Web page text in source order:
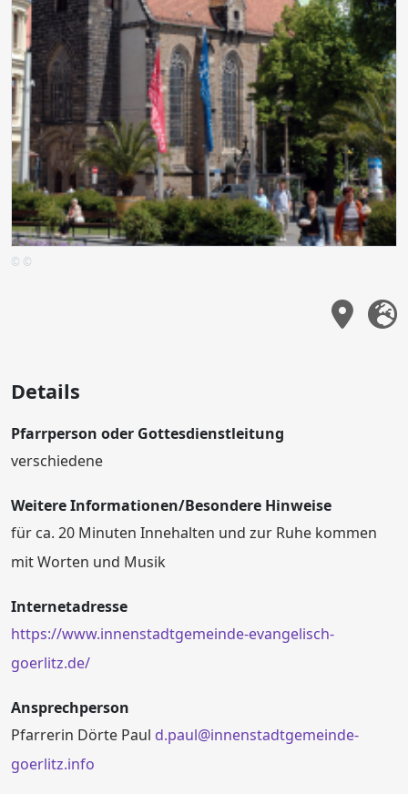
© ©
Details
Pfarrperson oder Gottesdienstleitung
verschiedene
Weitere Informationen/Besondere Hinweise
für ca. 20 Minuten Innehalten und zur Ruhe kommen
mit Worten und Musik
Internetadresse
https://www.innenstadtgemeinde-evangelisch-
goerlitz.de/
Ansprechperson
Pfarrerin Dörte Paul d.paul@innenstadtgemeinde-
goerlitz.info